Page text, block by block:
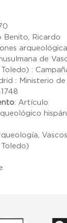
Benito, Ricardo
de
:
: Ministerio
1748
: Artículo
Vascos